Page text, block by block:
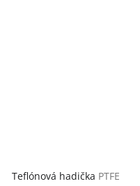
Teflónová hadička PTFE